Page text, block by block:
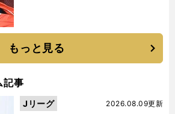
もっと見る
記事
2026.08.09更新
Jリーグ